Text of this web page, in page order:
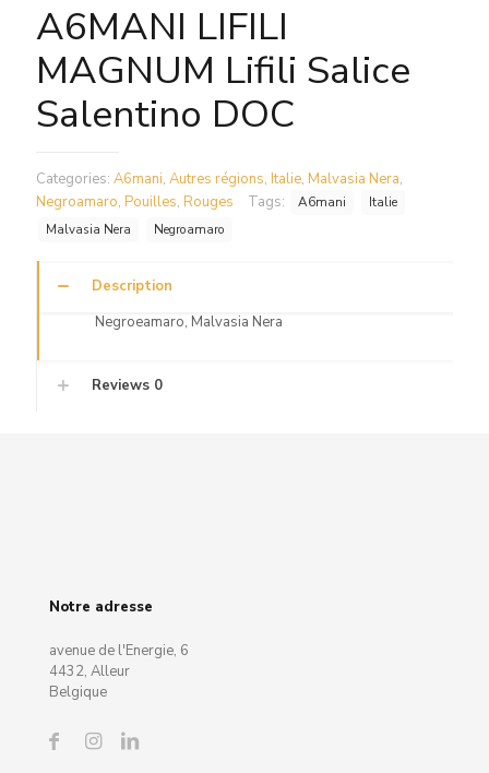
A6MANI LIFILI
MAGNUM Lifili Salice
Salentino DOC
Categories: A6mani, Autres régions, Italie, Malvasia Nera,
Negroamaro, Pouilles, Rouges Tags: A6mani
Italie
Malvasia Nera
Negroamaro
Description
Negroeamaro, Malvasia Nera
Reviews 0
Notre adresse
avenue de l'Energie, 6
4432, Alleur
Belgique